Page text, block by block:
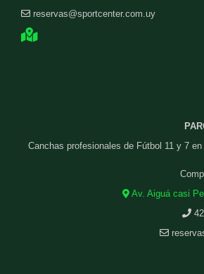
reservas@sportcenter.com.uy
Canchas profesionales de Fútbol 11 y 7
Av. Aiguá casi